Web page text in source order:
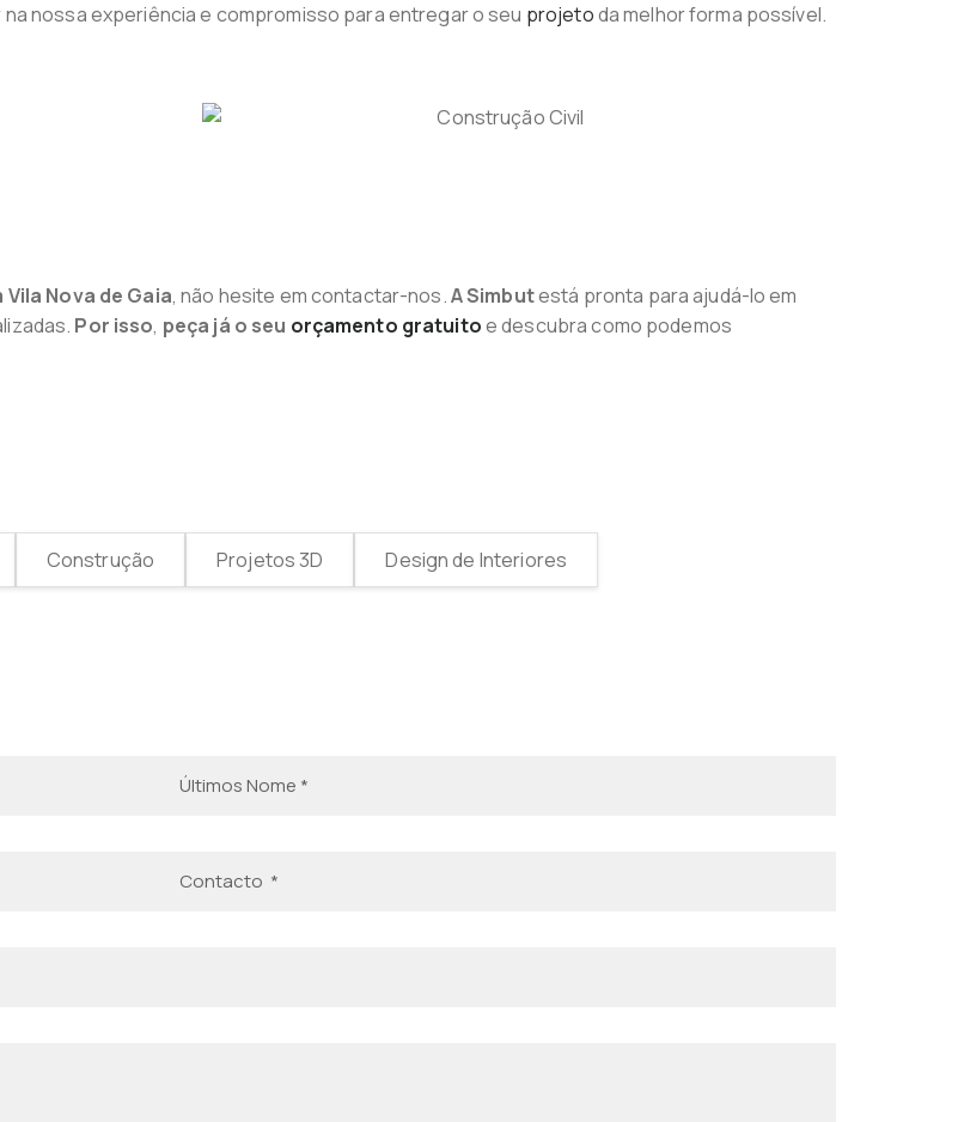
nossa experiência e compromisso para entregar o seu projetoda melhor forma possível.
Nova de Gaia, não hesite em contactar-nos.A Simbutestá pronta para ajudá-lo em
Por isso, peça já o seu orçamento gratuitoe descubra como podemos
Construção Projetos 3D Design de Interiores